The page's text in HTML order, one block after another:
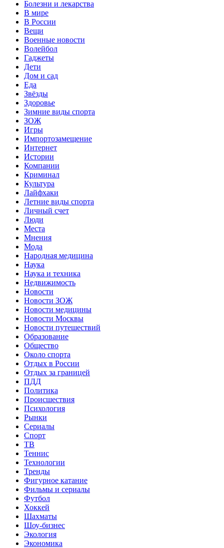
Болезни и лекарства
В мире
В России
Вещи
Военные новости
Волейбол
Гаджеты
Дети
Дом и сад
Еда
Звёзды
Здоровье
Зимние виды спорта
ЗОЖ
Игры
Импортозамещение
Интернет
Истории
Компании
Криминал
Культура
Лайфхаки
Летние виды спорта
Личный счет
Люди
Места
Мнения
Мода
Народная медицина
Наука
Наука и техника
Недвижимость
Новости
Новости ЗОЖ
Новости медицины
Новости Москвы
Новости путешествий
Образование
Общество
Около спорта
Отдых в России
Отдых за границей
ПДД
Политика
Происшествия
Психология
Рынки
Сериалы
Спорт
ТВ
Теннис
Технологии
Тренды
Фигурное катание
Фильмы и сериалы
Футбол
Хоккей
Шахматы
Шоу-бизнес
Экология
Экономика